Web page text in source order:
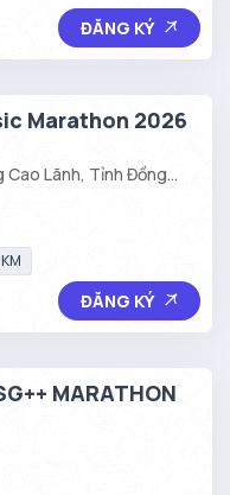
ĐĂNG KÝ
Marathon 2026
Lãnh, Tỉnh Đồng
ĐĂNG KÝ
MARATHON